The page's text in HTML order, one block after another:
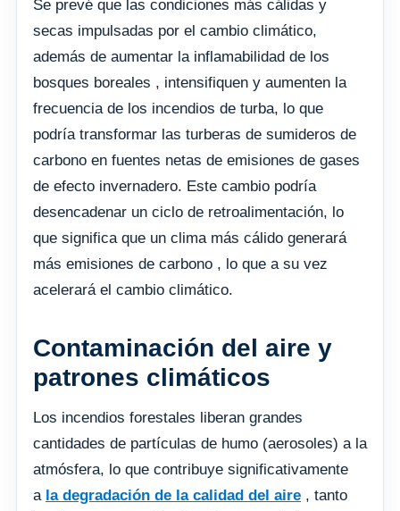
Se prevé que las condiciones más cálidas y
secas impulsadas por el cambio climático,
además de aumentar la inflamabilidad de los
bosques boreales , intensifiquen y aumenten la
frecuencia de los incendios de turba, lo que
podría transformar las turberas de sumideros de
carbono en fuentes netas de emisiones de gases
de efecto invernadero. Este cambio podría
desencadenar un ciclo de retroalimentación, lo
que significa que un clima más cálido generará
más emisiones de carbono , lo que a su vez
acelerará el cambio climático.
Contaminación del aire y
patrones climáticos
Los incendios forestales liberan grandes
cantidades de partículas de humo (aerosoles) a la
atmósfera, lo que contribuye significativamente
a la degradación de la calidad del aire , tanto